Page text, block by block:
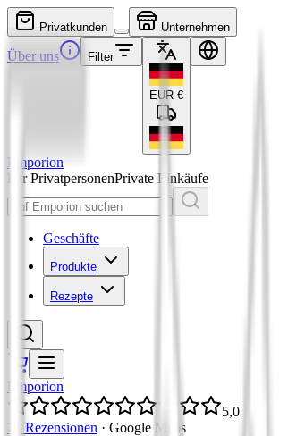
Privatkunden Unternehmen
Über uns Filter
EUR €
Emporion
Für PrivatpersonenPrivate Einkäufe
Geschäfte
Produkte
Rezepte
Emporion
5,0
21 Rezensionen · Google Maps